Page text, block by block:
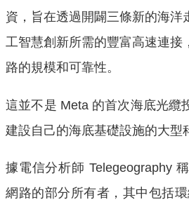
資，旨在透過開闢三條新的海洋
工智慧創新所需的豐富高速連接
路的規模和可靠性。
這並不是 Meta 的首次海底光纜
建設自己的海底基礎設施的大型
據電信分析師 Telegeography
網路的部分所有者，其中包括